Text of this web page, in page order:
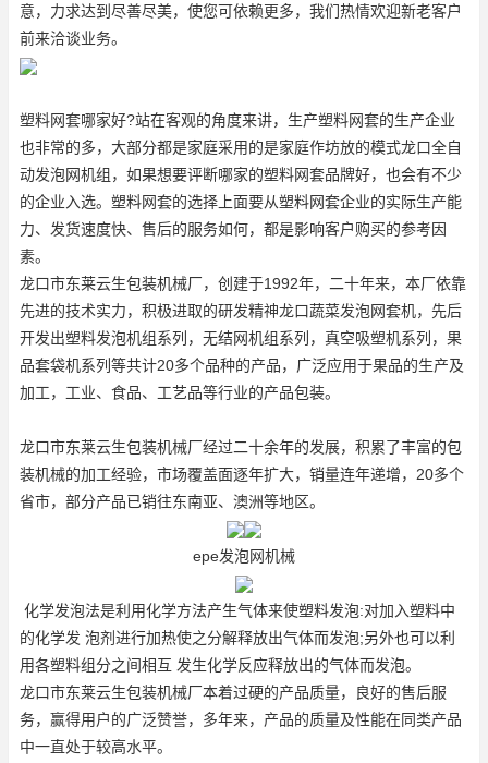
意，力求达到尽善尽美，使您可依赖更多，我们热情欢迎新老客户
前来洽谈业务。
塑料网套哪家好?站在客观的角度来讲，生产塑料网套的生产企业
也非常的多，大部分都是家庭采用的是家庭作坊放的模式龙口全自
动发泡网机组 ，如果想要评断哪家的塑料网套品牌好，也会有不少
的企业入选。塑料网套的选择上面要从塑料网套企业的实际生产能
力、发货速度快、售后的服务如何，都是影响客户购买的参考因
素。
龙口市东莱云生包装机械厂，创建于1992年，二十年来，本厂依靠
先进的技术实力，积极进取的研发精神龙口蔬菜发泡网套机，先后
开发出塑料发泡机组系列，无结网机组系列，真空吸塑机系列，果
品套袋机系列等共计20多个品种的产品，广泛应用于果品的生产及
加工，工业、食品、工艺品等行业的产品包装。
龙口市东莱云生包装机械厂经过二十余年的发展，积累了丰富的包
装机械的加工经验，市场覆盖面逐年扩大，销量连年递增，20多个
省市，部分产品已销往东南亚、澳洲等地区。
epe发泡网机械
化学发泡法是利用化学方法产生气体来使塑料发泡:对加入塑料中
的化学发 泡剂进行加热使之分解释放出气体而发泡;另外也可以利
用各塑料组分之间相互 发生化学反应释放出的气体而发泡。
龙口市东莱云生包装机械厂本着过硬的产品质量，良好的售后服
务，赢得用户的广泛赞誉，多年来，产品的质量及性能在同类产品
中一直处于较高水平。